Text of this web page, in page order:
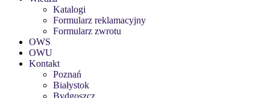
Katalogi
Formularz reklamacyjny
Formularz zwrotu
OWS
OWU
Kontakt
Poznań
Białystok
Bydgoszcz